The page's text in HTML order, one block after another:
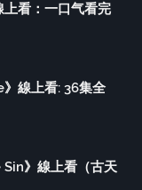
上看：一口气看完
》線上看: 36集全
Sin》線上看（古天